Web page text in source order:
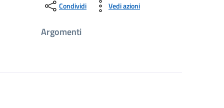
Condividi Vedi azioni
Argomenti